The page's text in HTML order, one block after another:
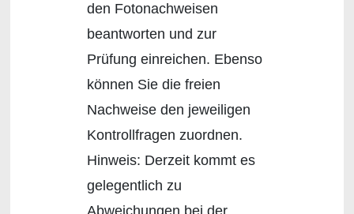
den Fotonachweisen
beantworten und zur
Prüfung einreichen. Ebenso
können Sie die freien
Nachweise den jeweiligen
Kontrollfragen zuordnen.
Hinweis: Derzeit kommt es
gelegentlich zu